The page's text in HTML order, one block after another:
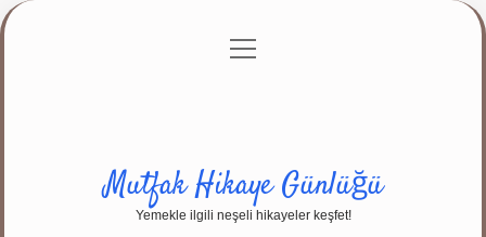
Gizlilik Politikası
menüyü
Mutfak Hikaye Günlüğü
Yemekle ilgili neşeli hikayeler keşfet!